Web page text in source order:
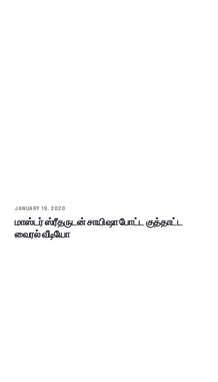
JANUARY 19, 2020
மாஸ்டர் ஸ்ரீதருடன் சாயிஷா போட்ட குத்தாட்ட
வைரல் வீடியோ